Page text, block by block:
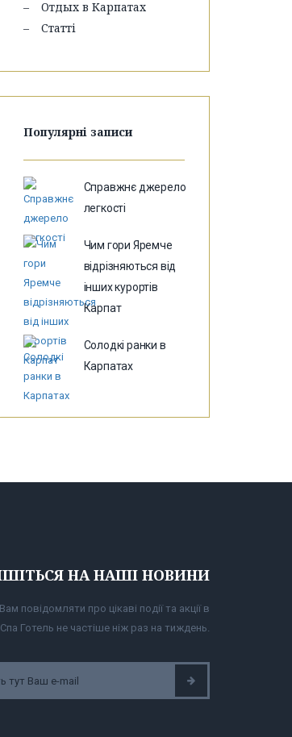
Отдых в Карпатах
Статті
Популярні записи
Справжнє джерело
легкості
Чим гори Яремче
відрізняються від
інших курортів
Карпат
Солодкі ранки в
Карпатах
НА НАШІ НОВИНИ
повідомляти про цікаві події та акції в
Готель не частіше ніж раз на тиждень.